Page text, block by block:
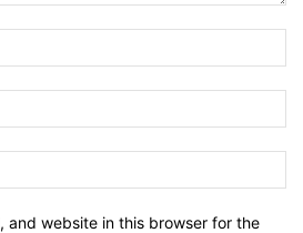
and website in this browser for the